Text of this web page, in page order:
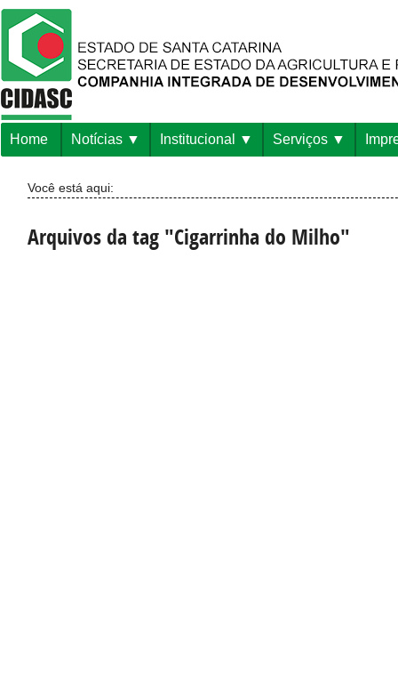
Home Notícias Institucional Serviços
Você está aqui:
Arquivos da tag "Cigarrinha do Milho"